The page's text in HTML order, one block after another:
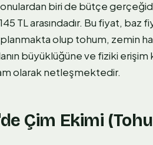
biri de bütçe
TL arasındadır. Bu fiyat, baz
olup tohum, zemin
büyüklüğüne ve fiziki
olarak netleşmektedir.
Çim Ekimi